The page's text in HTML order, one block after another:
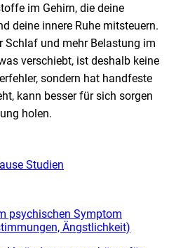
im Gehirn, die deine
deine innere Ruhe mitsteuern.
Schlaf und mehr Belastung im
verschiebt, ist deshalb keine
sondern hat handfeste
kann besser für sich sorgen
holen.
Studien
psychischen Symptom
Ängstlichkeit)